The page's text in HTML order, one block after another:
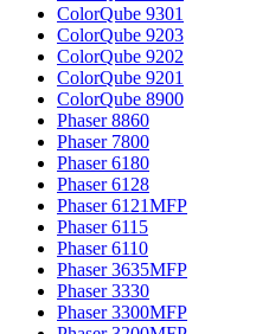
ColorQube 9301
ColorQube 9203
ColorQube 9202
ColorQube 9201
ColorQube 8900
Phaser 8860
Phaser 7800
Phaser 6180
Phaser 6128
Phaser 6121MFP
Phaser 6115
Phaser 6110
Phaser 3635MFP
Phaser 3330
Phaser 3300MFP